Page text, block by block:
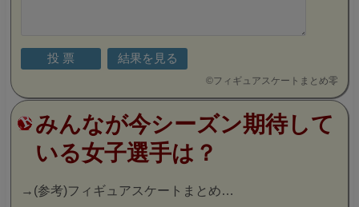
©フィギュアスケートまとめ零
みんなが今シーズン期待して
いる女子選手は？
→ (参考)フィギュアスケートまとめ…